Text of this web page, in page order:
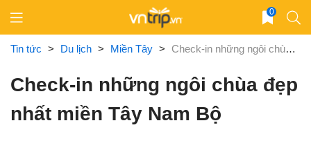
content
0
Tin tức > Du lịch > Miền Tây > Check-in những ngôi chùa đẹp nhất miền Tây Nam Bộ
Check-in những ngôi chùa đẹp
nhất miền Tây Nam Bộ